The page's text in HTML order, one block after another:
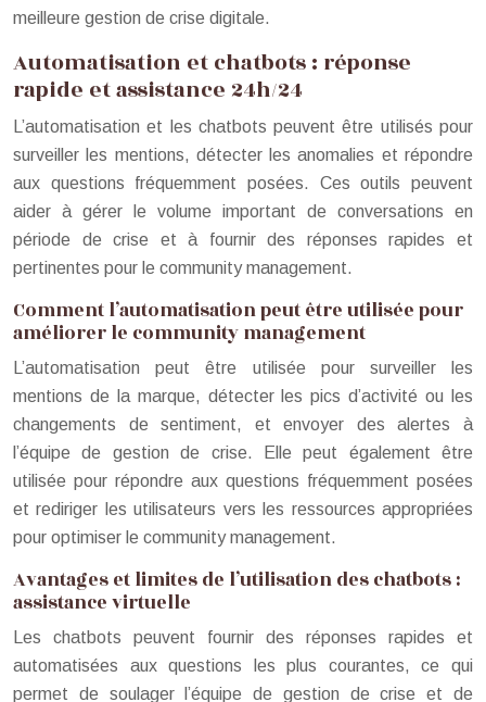
meilleure gestion de crise digitale.
Automatisation et chatbots : réponse
rapide et assistance 24h/24
L’automatisation et les chatbots peuvent être utilisés pour
surveiller les mentions, détecter les anomalies et répondre
aux questions fréquemment posées. Ces outils peuvent
aider à gérer le volume important de conversations en
période de crise et à fournir des réponses rapides et
pertinentes pour le community management.
Comment l’automatisation peut être utilisée pour
améliorer le community management
L’automatisation peut être utilisée pour surveiller les
mentions de la marque, détecter les pics d’activité ou les
changements de sentiment, et envoyer des alertes à
l’équipe de gestion de crise. Elle peut également être
utilisée pour répondre aux questions fréquemment posées
et rediriger les utilisateurs vers les ressources appropriées
pour optimiser le community management.
Avantages et limites de l’utilisation des chatbots :
assistance virtuelle
Les chatbots peuvent fournir des réponses rapides et
automatisées aux questions les plus courantes, ce qui
permet de soulager l’équipe de gestion de crise et de